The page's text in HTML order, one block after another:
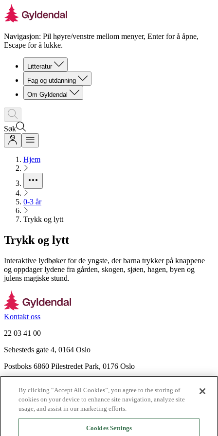
Navigasjon: Pil høyre/venstre mellom menyer, Enter for å åpne,
Escape for å lukke.
Litteratur
Fag og utdanning
Om Gyldendal
Søk
Hjem
0-3 år
Trykk og lytt
Trykk og lytt
Interaktive lydbøker for de yngste, der barna trykker på knappene
og oppdager lydene fra gården, skogen, sjøen, hagen, byen og
julens magiske stund.
Kontakt oss
22 03 41 00
Sehesteds gate 4, 0164 Oslo
Postboks 6860 Pilestredet Park, 0176 Oslo
Nyhetsbrev
Ledige stillinger
Send inn manus
By clicking “Accept All Cookies”, you agree to the storing of
cookies on your device to enhance site navigation, analyze site
usage, and assist in our marketing efforts.
Cookies Settings